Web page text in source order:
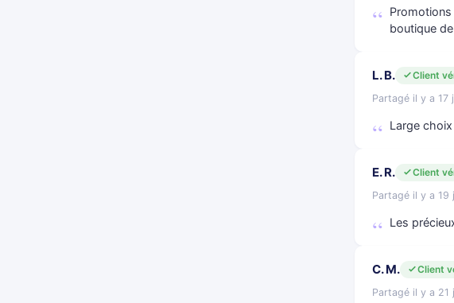
boutique
L. B.
Client
Partagé il y a 17
Large
E. R.
Client
Partagé il y a 19
Les
C. M.
Client
Partagé il y a 21